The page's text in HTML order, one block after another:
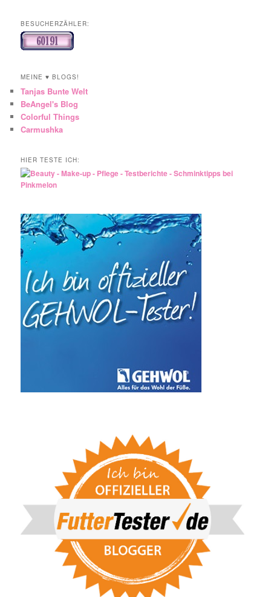
BESUCHERZÄHLER:
MEINE ♥ BLOGS!
Tanjas Bunte Welt
BeAngel's Blog
Colorful Things
Carmushka
HIER TESTE ICH: